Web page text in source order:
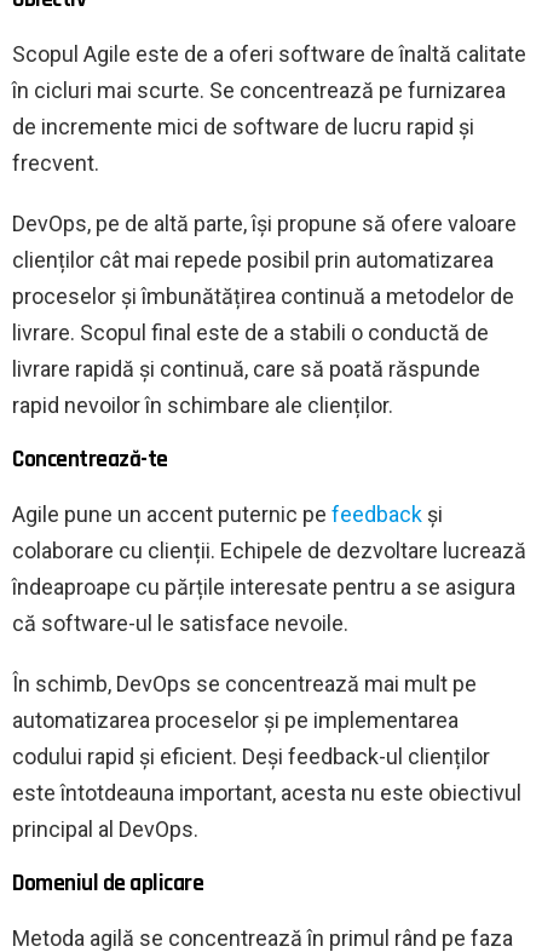
Scopul Agile este de a oferi software de înaltă calitate
în cicluri mai scurte. Se concentrează pe furnizarea
de incremente mici de software de lucru rapid și
frecvent.
DevOps, pe de altă parte, își propune să ofere valoare
clienților cât mai repede posibil prin automatizarea
proceselor și îmbunătățirea continuă a metodelor de
livrare. Scopul final este de a stabili o conductă de
livrare rapidă și continuă, care să poată răspunde
rapid nevoilor în schimbare ale clienților.
Concentrează-te
Agile pune un accent puternic pe feedback și
colaborare cu clienții. Echipele de dezvoltare lucrează
îndeaproape cu părțile interesate pentru a se asigura
că software-ul le satisface nevoile.
În schimb, DevOps se concentrează mai mult pe
automatizarea proceselor și pe implementarea
codului rapid și eficient. Deși feedback-ul clienților
este întotdeauna important, acesta nu este obiectivul
principal al DevOps.
Domeniul de aplicare
Metoda agilă se concentrează în primul rând pe faza